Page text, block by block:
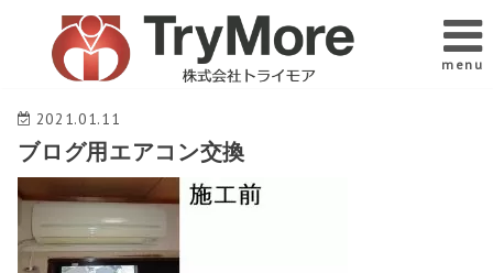
menu
2021.01.11
ブログ用エアコン交換